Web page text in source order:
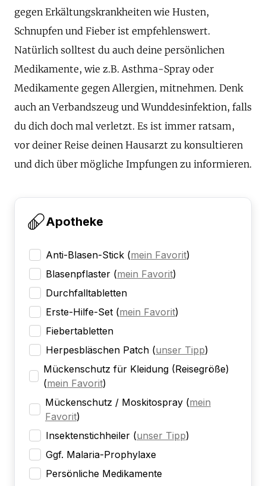
gegen Erkältungskrankheiten wie Husten,
Schnupfen und Fieber ist empfehlenswert.
Natürlich solltest du auch deine persönlichen
Medikamente, wie z.B. Asthma-Spray oder
Medikamente gegen Allergien, mitnehmen. Denk
auch an Verbandszeug und Wunddesinfektion, falls
du dich doch mal verletzt. Es ist immer ratsam,
vor deiner Reise deinen Hausarzt zu konsultieren
und dich über mögliche Impfungen zu informieren.
Apotheke
Anti-Blasen-Stick (mein Favorit)
Blasenpflaster (mein Favorit)
Durchfalltabletten
Erste-Hilfe-Set (mein Favorit)
Fiebertabletten
Herpesbläschen Patch (unser Tipp)
Mückenschutz für Kleidung (Reisegröße)
(mein Favorit)
Mückenschutz / Moskitospray (mein
Favorit)
Insektenstichheiler (unser Tipp)
Ggf. Malaria-Prophylaxe
Persönliche Medikamente